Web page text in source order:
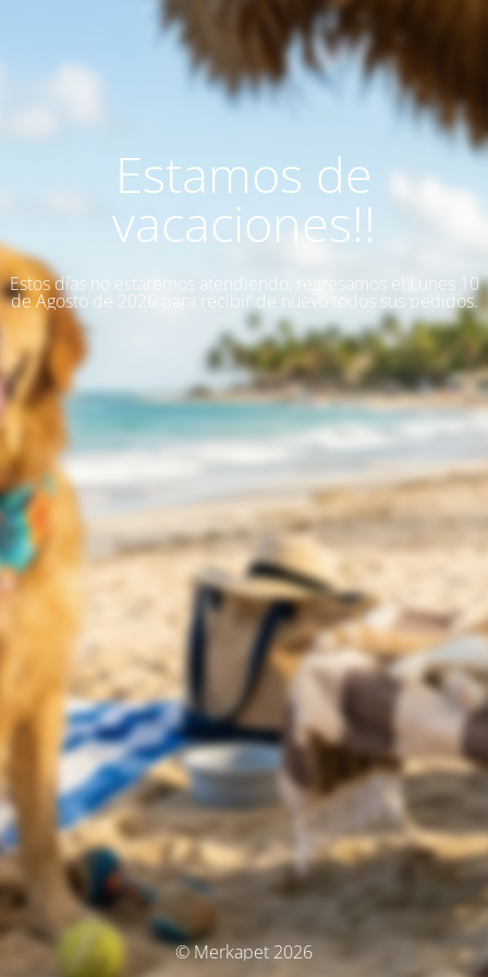
Estamos de
vacaciones!!
Estos días no estaremos atendiendo, regresamos el Lunes 10
de Agosto de 2026 para recibir de nuevo todos sus pedidos.
© Merkapet 2026